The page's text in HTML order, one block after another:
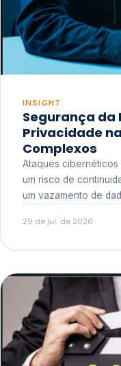
INSIGHT
Segurança
Privacidade
Complexos
Ataques
um risco de continuidade de
um vazamento de
reputacional e o
29 de jul. de 2026